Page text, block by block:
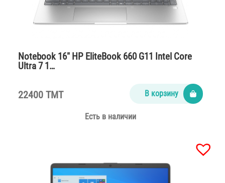
Notebook 16″ HP EliteBook 660 G11 Intel Core
Ultra 7 1…
22400 TMT В корзину
Есть в наличии